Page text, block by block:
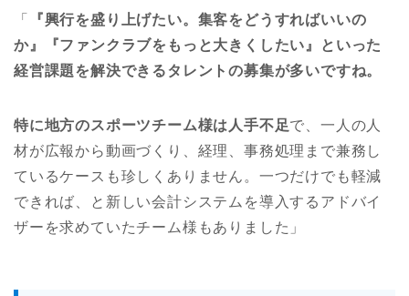
「
『興行を盛り上げたい。集客をどうすればいいの
か』『ファンクラブをもっと大きくしたい』といった
経営課題を解決できるタレントの募集が多いですね。
特に地方のスポーツチーム様は人手不足で、一人の人
材が広報から動画づくり、経理、事務処理まで兼務し
ているケースも珍しくありません。一つだけでも軽減
できれば、と新しい会計システムを導入するアドバイ
ザーを求めていたチーム様もありました」